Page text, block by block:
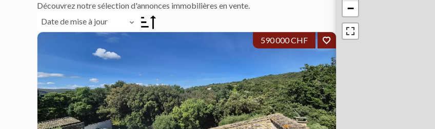
Découvrez notre sélection d'annonces immobilières en vente.
Date de mise à jour
590 000 CHF
−